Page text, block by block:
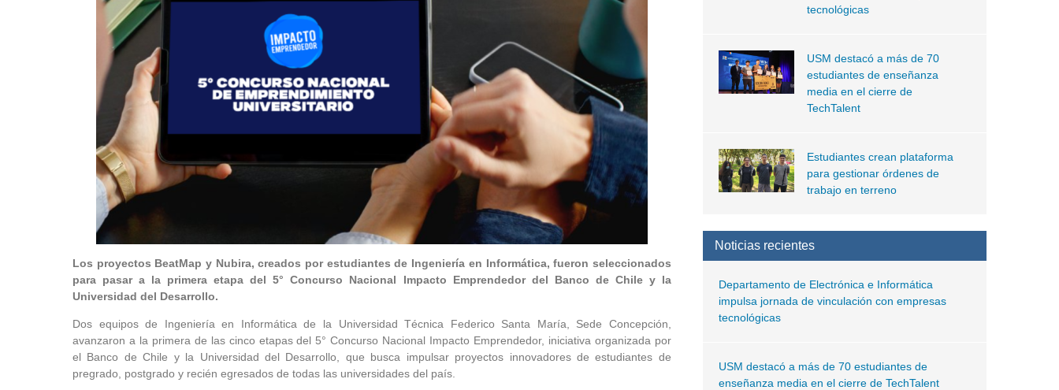
Los proyectos BeatMap y Nubira, creados por estudiantes de Ingeniería en Informática, fueron seleccionados
para pasar a la primera etapa del 5° Concurso Nacional Impacto Emprendedor del Banco de Chile y la
Universidad del Desarrollo.
Dos equipos de Ingeniería en Informática de la Universidad Técnica Federico Santa María, Sede Concepción,
avanzaron a la primera de las cinco etapas del 5° Concurso Nacional Impacto Emprendedor, iniciativa organizada por
el Banco de Chile y la Universidad del Desarrollo, que busca impulsar proyectos innovadores de estudiantes de
pregrado, postgrado y recién egresados de todas las universidades del país.
tecnológicas
USM destacó a más de 70
estudiantes de enseñanza
media en el cierre de
TechTalent
Estudiantes crean plataforma
para gestionar órdenes de
trabajo en terreno
Noticias recientes
Departamento de Electrónica e Informática
impulsa jornada de vinculación con empresas
tecnológicas
USM destacó a más de 70 estudiantes de
enseñanza media en el cierre de TechTalent